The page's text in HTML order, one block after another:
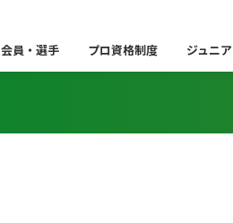
会員・選手 プロ資格制度 ジュニア